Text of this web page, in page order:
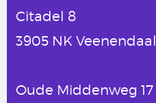
Citadel 8
3905 NK Veenendaal
Oude Middenweg 17